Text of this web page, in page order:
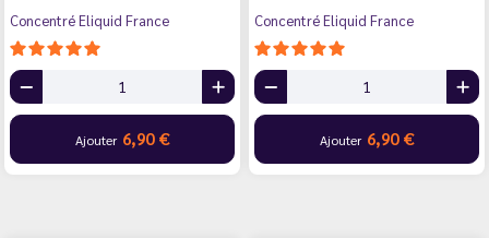
Concentré Eliquid France
Ajouter 6,90 €
Concentré Eliquid France
Ajouter 6,90 €